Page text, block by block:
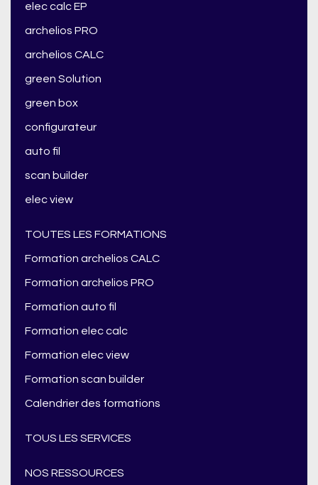
elec calc EP
archelios PRO
archelios CALC
green Solution
green box
configurateur
auto fil
scan builder
elec view
TOUTES LES FORMATIONS
Formation archelios CALC
Formation archelios PRO
Formation auto fil
Formation elec calc
Formation elec view
Formation scan builder
Calendrier des formations
TOUS LES SERVICES
NOS RESSOURCES